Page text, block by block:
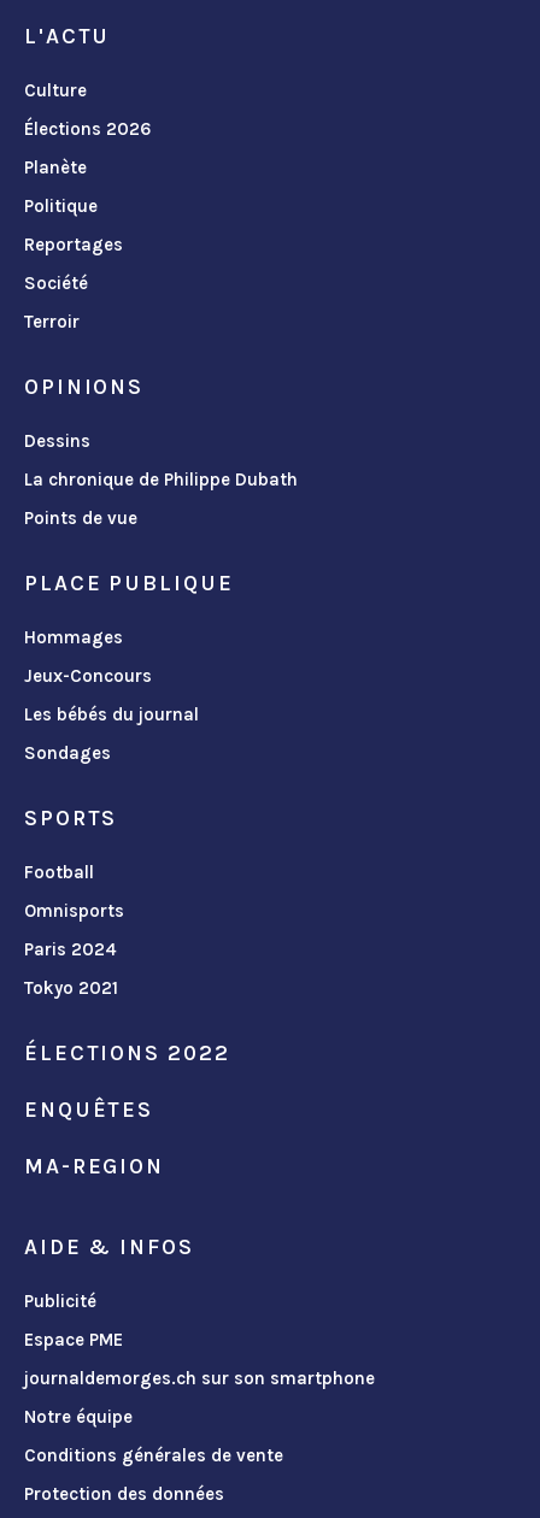
L'ACTU
Culture
Élections 2026
Planète
Politique
Reportages
Société
Terroir
OPINIONS
Dessins
La chronique de Philippe Dubath
Points de vue
PLACE PUBLIQUE
Hommages
Jeux-Concours
Les bébés du journal
Sondages
SPORTS
Football
Omnisports
Paris 2024
Tokyo 2021
ÉLECTIONS 2022
ENQUÊTES
MA-REGION
AIDE & INFOS
Publicité
Espace PME
journaldemorges.ch sur son smartphone
Notre équipe
Conditions générales de vente
Protection des données